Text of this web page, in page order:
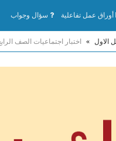
أوراق عمل تفاعلية سؤال وجواب
الاول » اختبار اجتماعيات الصف